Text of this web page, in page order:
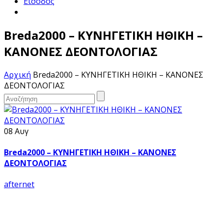
Breda2000 – ΚΥΝΗΓΕΤΙΚΗ ΗΘΙΚΗ –
ΚΑΝΟΝΕΣ ΔΕΟΝΤΟΛΟΓΙΑΣ
Αρχική Breda2000 – ΚΥΝΗΓΕΤΙΚΗ ΗΘΙΚΗ – ΚΑΝΟΝΕΣ
ΔΕΟΝΤΟΛΟΓΙΑΣ
08 Αυγ
Breda2000 – ΚΥΝΗΓΕΤΙΚΗ ΗΘΙΚΗ – ΚΑΝΟΝΕΣ
ΔΕΟΝΤΟΛΟΓΙΑΣ
afternet